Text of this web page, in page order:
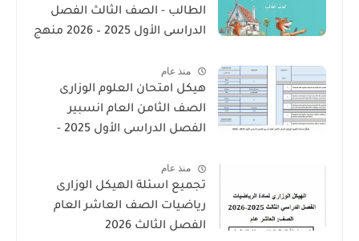
الطالب - الصف الثالث الفصل
الدراسى الأول 2025 – 2026 منهج
منذ عام
هيكل امتحان العلوم الوزارى
الصف الثامن العام انسبير
الفصل الدراسى الأول 2025 -
منذ عام
تجميع اسئلة الهيكل الوزارى
رياضيات الصف العاشر العام
الفصل الثالث 2026